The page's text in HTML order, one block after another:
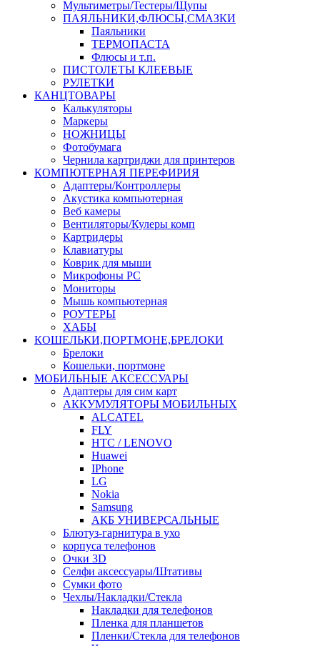
Мультиметры/Тестеры/Щупы
ПАЯЛЬНИКИ,ФЛЮСЫ,СМАЗКИ
Паяльники
ТЕРМОПАСТА
Флюсы и т.п.
ПИСТОЛЕТЫ КЛЕЕВЫЕ
РУЛЕТКИ
КАНЦТОВАРЫ
Калькуляторы
Маркеры
НОЖНИЦЫ
Фотобумага
Чернила картриджи для принтеров
КОМПЮТЕРНАЯ ПЕРЕФИРИЯ
Адаптеры/Контроллеры
Акустика компьютерная
Веб камеры
Вентиляторы/Кулеры комп
Картридеры
Клавиатуры
Коврик для мыши
Микрофоны PC
Мониторы
Мышь компьютерная
РОУТЕРЫ
ХАБЫ
КОШЕЛЬКИ,ПОРТМОНЕ,БРЕЛОКИ
Брелоки
Кошельки, портмоне
МОБИЛЬНЫЕ АКСЕССУАРЫ
Адаптеры для сим карт
АККУМУЛЯТОРЫ МОБИЛЬНЫХ
ALCATEL
FLY
HTC / LENOVO
Huawei
IPhone
LG
Nokia
Samsung
АКБ УНИВЕРСАЛЬНЫЕ
Блютуз-гарнитура в ухо
корпуса телефонов
Очки 3D
Селфи аксессуары/Штативы
Сумки фото
Чехлы/Накладки/Стекла
Накладки для телефонов
Пленка для планшетов
Пленки/Стекла для телефонов